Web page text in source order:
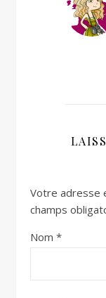
Votre adresse
champs
Nom *